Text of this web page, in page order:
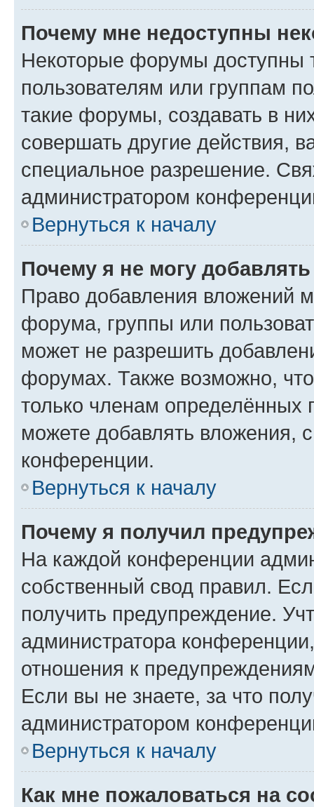
Почему мне недоступны
Некоторые форумы доступны
пользователям или группам
такие форумы, создавать в
совершать другие действия,
специальное разрешение.
администратором
Вернуться к началу
Почему я не могу
Право добавления вложений
форума, группы или
может не разрешить
форумах. Также возможно,
только членам определённых
можете добавлять вложения,
конференции.
Вернуться к началу
Почему я получил
На каждой конференции
собственный свод правил.
получить предупреждение.
администратора
отношения к
Если вы не знаете, за что
администратором
Вернуться к началу
Как мне пожаловаться на